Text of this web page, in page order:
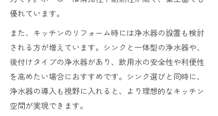
ム術
浄水器導入で水質改善とシンク使い勝手向
上
リフォームで毎日快適なキッチン環境を作
る方法
機能的なシンクリフォームと浄水器選びの
コツ
優れています。
また、キッチンのリフォーム時には浄水器の設置も検討
される方が増えています。シンクと一体型の浄水器や、
後付けタイプの浄水器があり、飲用水の安全性や利便性
を高めたい場合におすすめです。シンク選びと同時に、
浄水器の導入も視野に入れると、より理想的なキッチン
空間が実現できます。